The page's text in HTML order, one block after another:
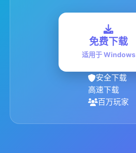
免费下载
适用于 Windows
安全下载
高速下载
百万玩家